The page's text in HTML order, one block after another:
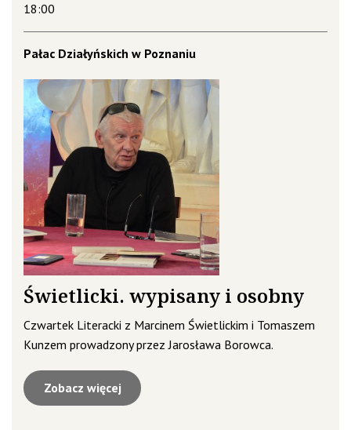
18:00
Pałac Działyńskich w Poznaniu
Świetlicki. wypisany i osobny
Czwartek Literacki z Marcinem Świetlickim i Tomaszem
Kunzem prowadzony przez Jarosława Borowca.
Zobacz więcej